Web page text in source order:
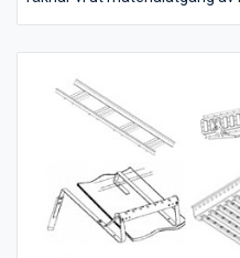
kostnad. Det räcker med att
grader som en ritning eller